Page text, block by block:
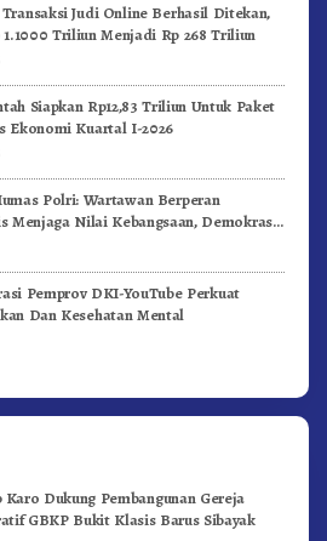
Transaksi Judi Online Berhasil Ditekan,
Triliun Menjadi Rp 268 Triliun
Siapkan Rp12,83 Triliun Untuk Paket
Ekonomi Kuartal I-2026
Polri: Wartawan Berperan
Menjaga Nilai Kebangsaan, Demokrasi,
Pemprov DKI-YouTube Perkuat
Dan Kesehatan Mental
Karo Dukung Pembangunan Gereja
GBKP Bukit Klasis Barus Sibayak